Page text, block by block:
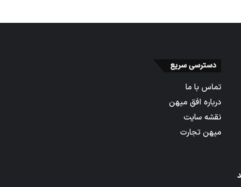
دسترسی سریع
تماس با ما
درباره افق میهن
نقشه سایت
میهن تجارت